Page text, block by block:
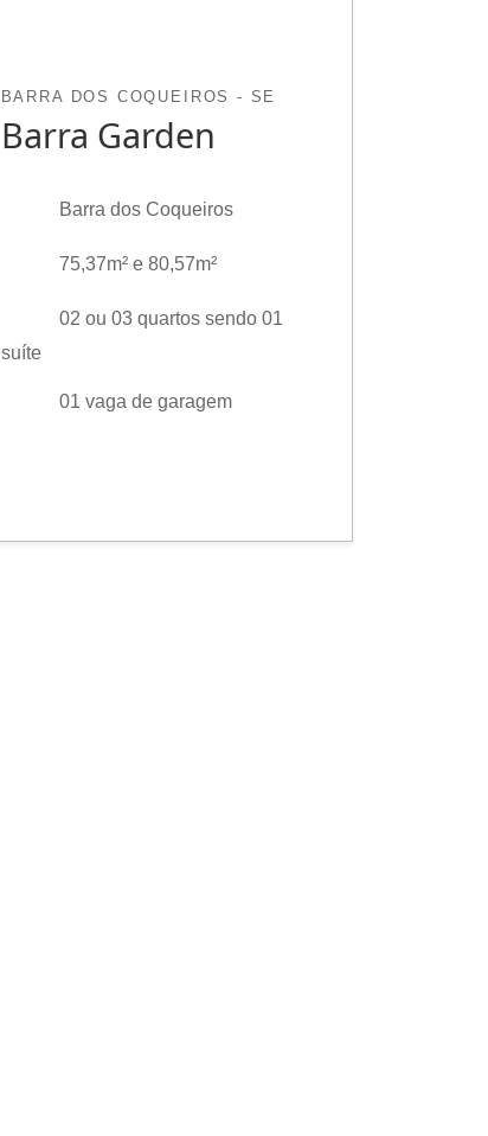
BARRA DOS COQUEIROS - SE
Barra Garden
Barra dos Coqueiros
75,37m² e 80,57m²
02 ou 03 quartos sendo 01
suíte
01 vaga de garagem